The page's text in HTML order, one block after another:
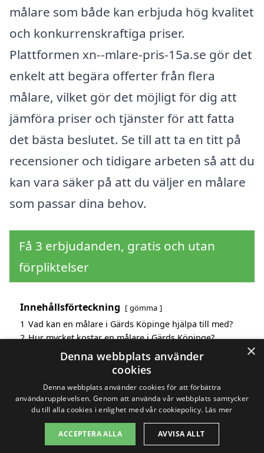
målare som både kan erbjuda hög kvalitet
och konkurrenskraftiga priser.
Plattformen xn--mlare-pris-15a.se gör det
enkelt att begära offerter från flera
målare, vilket gör det möjligt för dig att
jämföra priser och tjänster för att fatta
det bästa beslutet. Se till att ta en titt på
recensioner och tidigare arbeten så att du
kan vara säker på att du väljer en målare
som passar dina behov.
Få 3 erbjudanden, gratis och utan
förpliktelser
Innehållsförteckning gömma
1 Vad kan en målare i Gärds Köpinge hjälpa till med?
2 Hur mycket kostar en målare i Gärds Köpinge?
Fördelar med att välja målare i Gärds Köpinge
Sök efter en skicklig målare i de omgivande städerna
Copyright 2026 - Pilanto Aps
×
Denna webbplats använder
cookies
Denna webbplats använder cookies för att förbättra
användarupplevelsen. Genom att använda vår webbplats samtycker
du till alla cookies i enlighet med vår cookiepolicy. Läs mer
ACCEPTERA ALLA AVVISA ALLT